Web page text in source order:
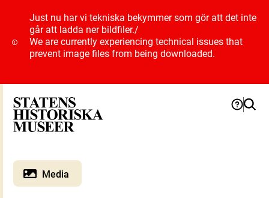
Just nu har vi tekniska bekymmer som gör att det inte
går att ladda ner bildfiler./
We are currently experiencing technical issues that
prevent image files from being downloaded.
Media